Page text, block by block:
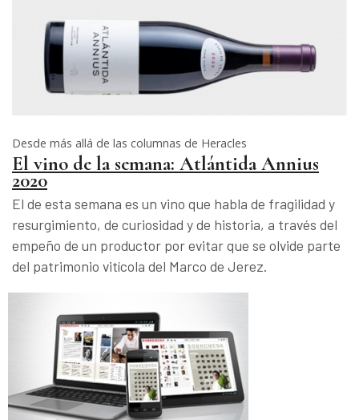
Desde más allá de las columnas de Heracles
El vino de la semana: Atlántida Annius
2020
El de esta semana es un vino que habla de fragilidad y
resurgimiento, de curiosidad y de historia, a través del
empeño de un productor por evitar que se olvide parte
del patrimonio vitícola del Marco de Jerez.